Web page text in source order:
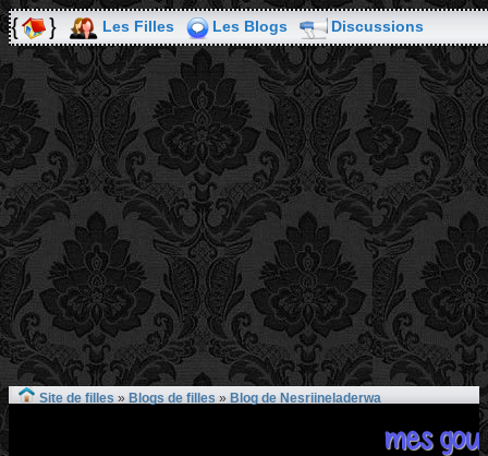
Les Filles Les Blogs Discussions
Site de filles » Blogs de filles » Blog de Nesriineladerwa
mes